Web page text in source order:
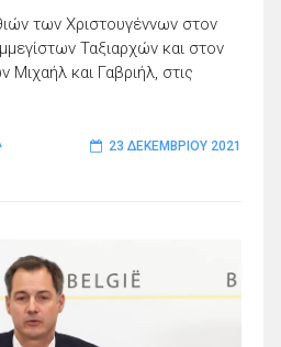
των Χριστουγέννων στον
Ταξιαρχών και στον
Μιχαήλ και Γαβριήλ, στις
23 ΔΕΚΕΜΒΡΊΟΥ 2021